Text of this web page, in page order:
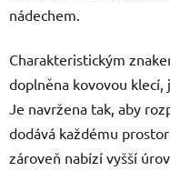
nádechem.
Charakteristickým
doplněna kovovou klecí,
Je navržena tak, aby
dodává každému
zároveň nabízí vyšší